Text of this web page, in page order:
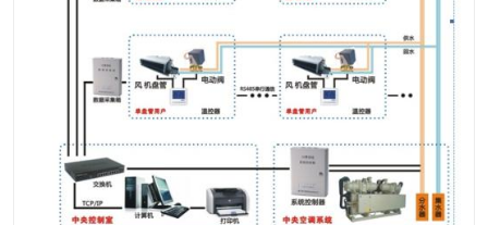
中央空调计费系统 空调分户计费系统